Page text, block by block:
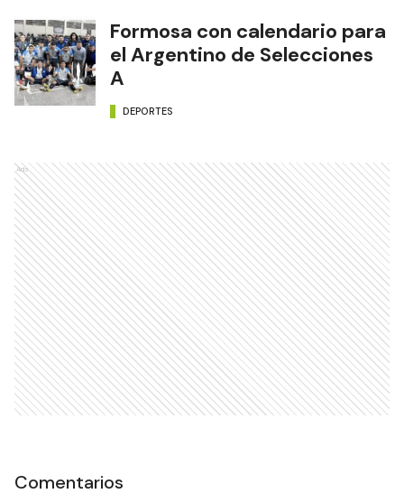
Formosa con calendario para
el Argentino de Selecciones
A
DEPORTES
Ads
Comentarios